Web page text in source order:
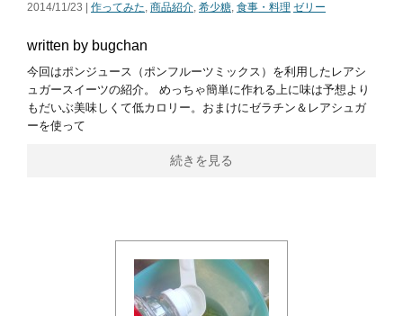
2014/11/23 | 作ってみた, 商品紹介, 希少糖, 食事・料理 ゼリー
written by bugchan
今回はポンジュース（ポンフルーツミックス）を利用したレアシ
ュガースイーツの紹介。 めっちゃ簡単に作れる上に味は予想より
もだいぶ美味しくて低カロリー。おまけにゼラチン＆レアシュガ
ーを使って
続きを見る